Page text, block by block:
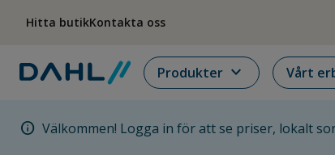
Hitta butikKontakta oss
Produkter expand_more Vårt
info Välkommen! Logga in för att se priser, lokalt